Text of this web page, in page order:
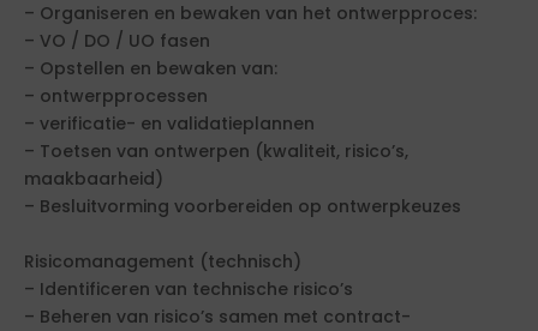
– Organiseren en bewaken van het ontwerpproces:
– VO / DO / UO fasen
– Opstellen en bewaken van:
– ontwerpprocessen
– verificatie- en validatieplannen
– Toetsen van ontwerpen (kwaliteit, risico’s,
maakbaarheid)
– Besluitvorming voorbereiden op ontwerpkeuzes
Risicomanagement (technisch)
– Identificeren van technische risico’s
– Beheren van risico’s samen met contract-